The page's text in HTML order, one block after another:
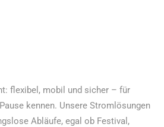
flexibel, mobil und sicher – für
kennen. Unsere Stromlösungen
Abläufe, egal ob Festival,